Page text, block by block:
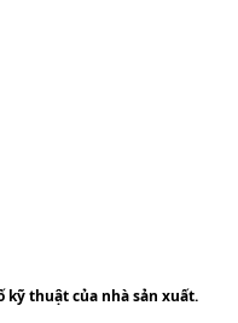
kỹ thuật của nhà sản xuất.